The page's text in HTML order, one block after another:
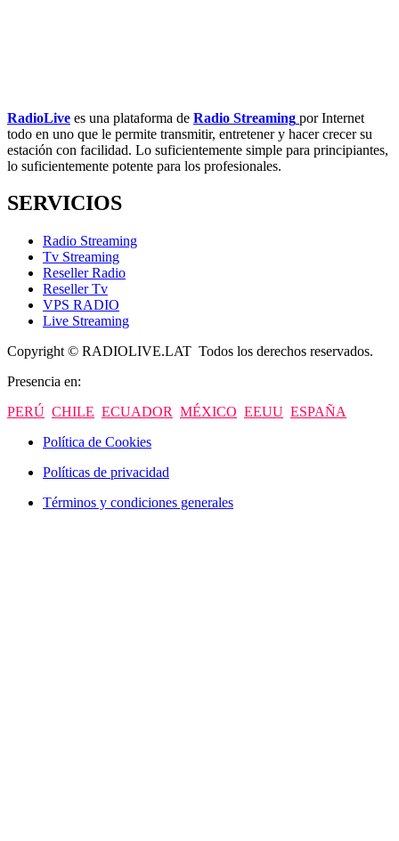
RadioLive es una plataforma de Radio Streaming por Internet
todo en uno que le permite transmitir, entretener y hacer crecer su
estación con facilidad. Lo suficientemente simple para principiantes,
lo suficientemente potente para los profesionales.
SERVICIOS
Radio Streaming
Tv Streaming
Reseller Radio
Reseller Tv
VPS RADIO
Live Streaming
Copyright © RADIOLIVE.LAT Todos los derechos reservados.
Presencia en:
PERÚ CHILE ECUADOR MÉXICO EEUU ESPAÑA
Política de Cookies
Políticas de privacidad
Términos y condiciones generales